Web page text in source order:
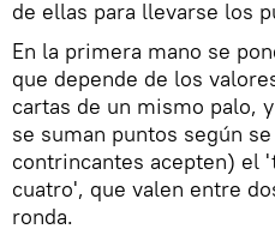
de ellas para llevarse los
En la primera mano se
que depende de los
cartas de un mismo palo,
se suman puntos según
contrincantes acepten) el
cuatro', que valen entre
ronda.